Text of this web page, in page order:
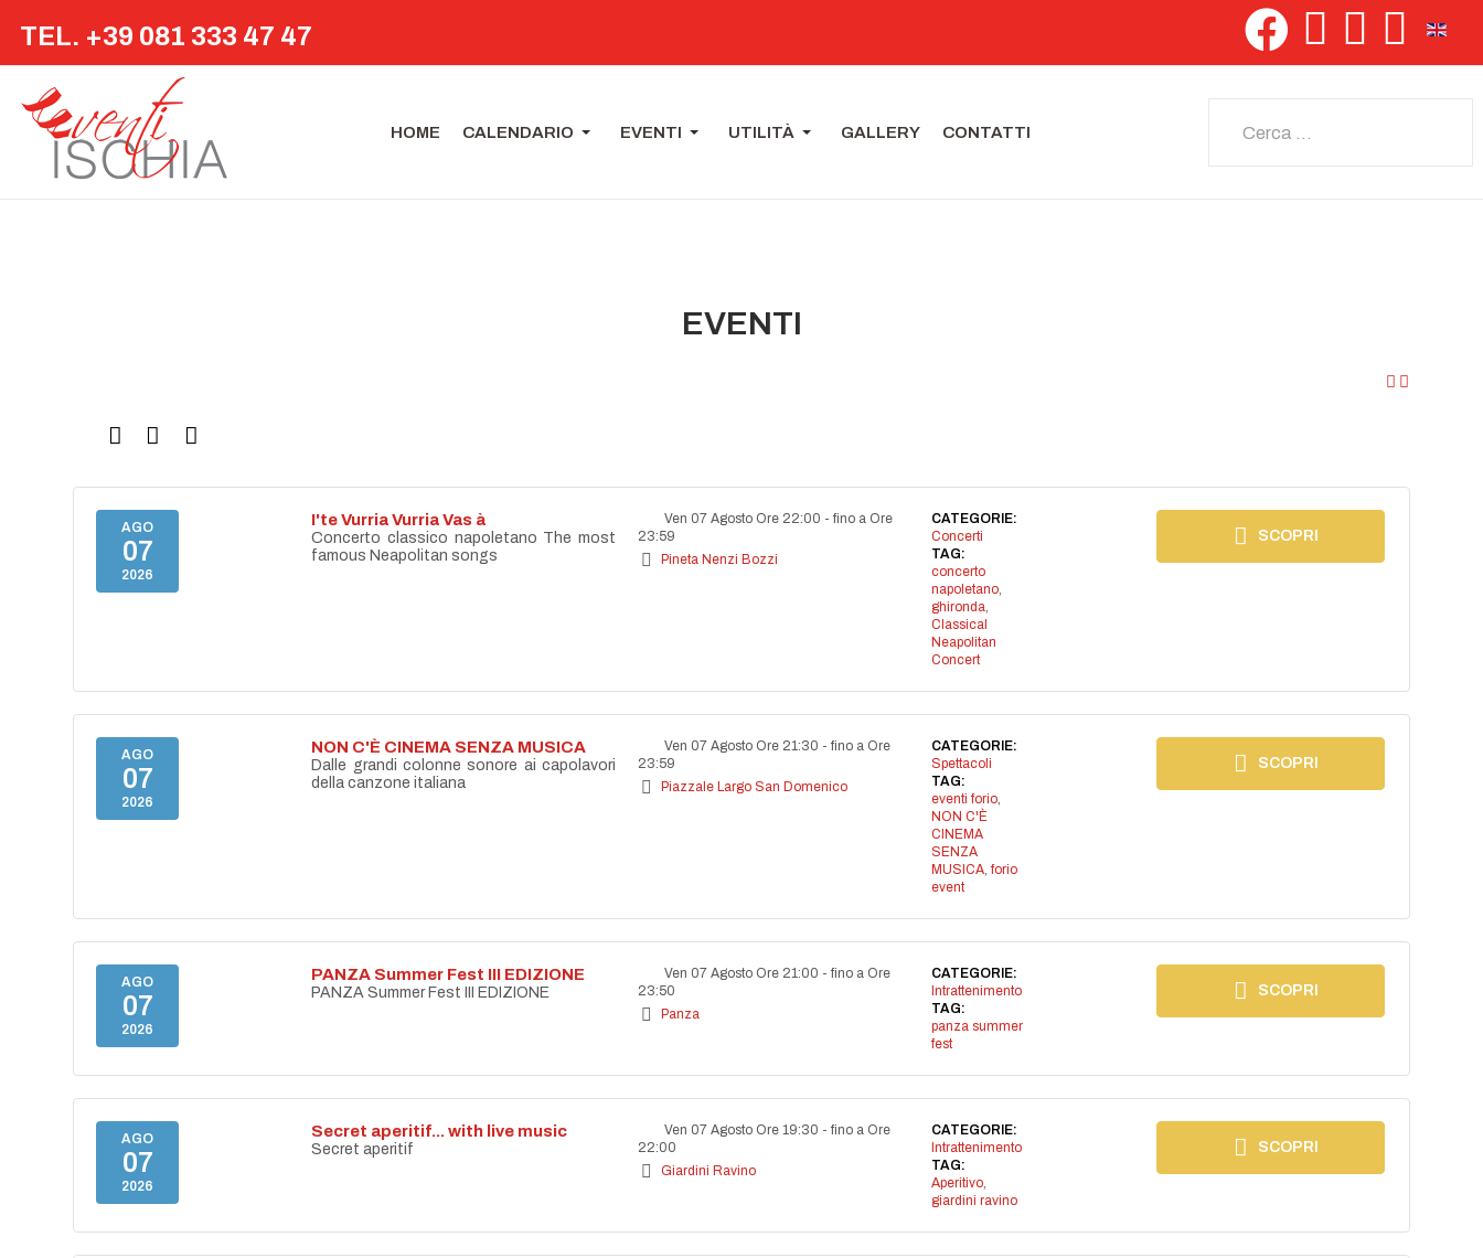
TEL. +39 081 333 47 47
HOME CALENDARIO EVENTI UTILITÀ GALLERY CONTATTI
EVENTI
AGO
07
2026
I'te Vurria Vurria Vas à
Concerto classico napoletano The most
famous Neapolitan songs
Ven 07 Agosto Ore 22:00 - fino a Ore
23:59
Pineta Nenzi Bozzi
CATEGORIE:
Concerti
TAG:
concerto
napoletano,
ghironda,
Classical
Neapolitan
Concert
SCOPRI
AGO
07
2026
NON C'È CINEMA SENZA MUSICA
Dalle grandi colonne sonore ai capolavori
della canzone italiana
Ven 07 Agosto Ore 21:30 - fino a Ore
23:59
Piazzale Largo San Domenico
CATEGORIE:
Spettacoli
TAG:
eventi forio,
NON C'È
CINEMA
SENZA
MUSICA, forio
event
SCOPRI
AGO
07
2026
PANZA Summer Fest III EDIZIONE
PANZA Summer Fest III EDIZIONE
Ven 07 Agosto Ore 21:00 - fino a Ore
23:50
Panza
CATEGORIE:
Intrattenimento
TAG:
panza summer
fest
SCOPRI
AGO
07
2026
Secret aperitif... with live music
Secret aperitif
Ven 07 Agosto Ore 19:30 - fino a Ore
22:00
Giardini Ravino
CATEGORIE:
Intrattenimento
TAG:
Aperitivo,
giardini ravino
SCOPRI